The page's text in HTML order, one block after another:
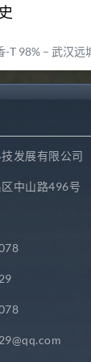
-T 98% – 武汉
发展有限公司
中山路496号